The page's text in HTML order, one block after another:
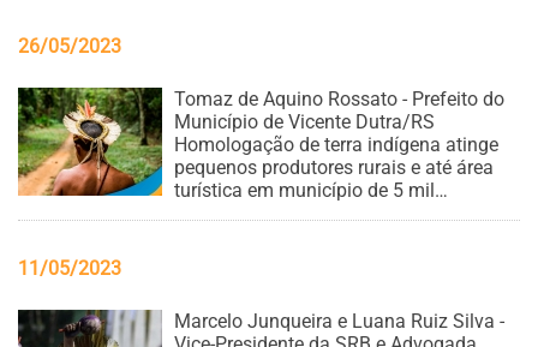
26/05/2023
Tomaz de Aquino Rossato - Prefeito do
Município de Vicente Dutra/RS
Homologação de terra indígena atinge
pequenos produtores rurais e até área
turística em município de 5 mil
11/05/2023
Marcelo Junqueira e Luana Ruiz Silva -